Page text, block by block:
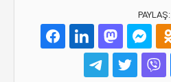
PAYLAŞ: